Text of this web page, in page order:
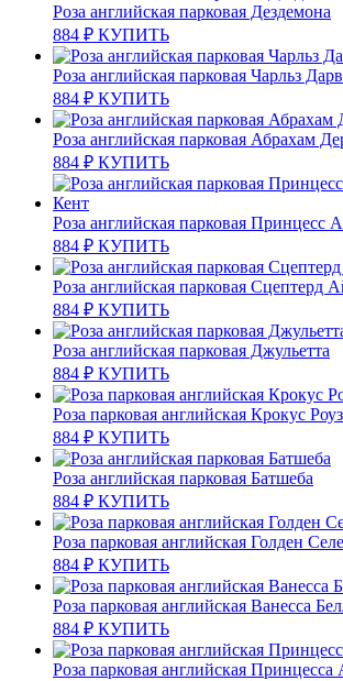
Роза английская парковая Дездемона
884 ₽ КУПИТЬ
Роза английская парковая Чарльз
884 ₽ КУПИТЬ
Роза английская парковая Абрахам
884 ₽ КУПИТЬ
Роза английская парковая Принцесс
884 ₽ КУПИТЬ
Роза английская парковая Сцептерд
884 ₽ КУПИТЬ
Роза английская парковая Джульетта
884 ₽ КУПИТЬ
Роза парковая английская Крокус Роуз
884 ₽ КУПИТЬ
Роза английская парковая Батшеба
884 ₽ КУПИТЬ
Роза парковая английская Голден
884 ₽ КУПИТЬ
Роза парковая английская Ванесса
884 ₽ КУПИТЬ
Роза парковая английская Принцесса